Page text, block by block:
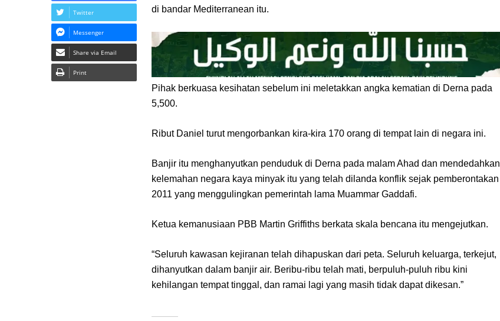
di bandar Mediterranean itu.
Pihak berkuasa kesihatan sebelum ini meletakkan angka kematian di Derna pada
5,500.
Ribut Daniel turut mengorbankan kira-kira 170 orang di tempat lain di negara ini.
Banjir itu menghanyutkan penduduk di Derna pada malam Ahad dan mendedahkan
kelemahan negara kaya minyak itu yang telah dilanda konflik sejak pemberontakan
2011 yang menggulingkan pemerintah lama Muammar Gaddafi.
Ketua kemanusiaan PBB Martin Griffiths berkata skala bencana itu mengejutkan.
“Seluruh kawasan kejiranan telah dihapuskan dari peta. Seluruh keluarga, terkejut,
dihanyutkan dalam banjir air. Beribu-ribu telah mati, berpuluh-puluh ribu kini
kehilangan tempat tinggal, dan ramai lagi yang masih tidak dapat dikesan.”
Twitter
Messenger
Share via Email
Print